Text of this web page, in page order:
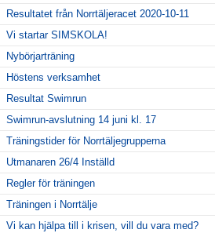
Resultatet från Norrtäljeracet 2020-10-11
Vi startar SIMSKOLA!
Nybörjarträning
Höstens verksamhet
Resultat Swimrun
Swimrun-avslutning 14 juni kl. 17
Träningstider för Norrtäljegrupperna
Utmanaren 26/4 Inställd
Regler för träningen
Träningen i Norrtälje
Vi kan hjälpa till i krisen, vill du vara med?